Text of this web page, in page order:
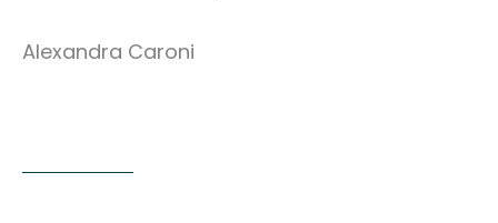
Alexandra Caroni